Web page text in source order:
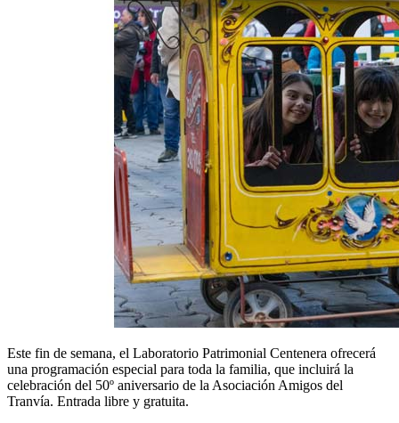
Este fin de semana, el Laboratorio Patrimonial Centenera ofrecerá
una programación especial para toda la familia, que incluirá la
celebración del 50º aniversario de la Asociación Amigos del
Tranvía. Entrada libre y gratuita.